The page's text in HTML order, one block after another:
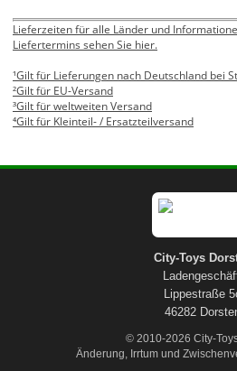
Lieferzeiten für alle Länder und
Liefertermins sehen Sie hier.
¹Gilt für Lieferungen nach Deutschland bei
²Gilt für EU-Versand
³Gilt für weltweiten Versand
⁴Gilt für Kleinteil- / Ersatzteilversand
City-Toys
Lippestraße
46282
© 2010-2026 City-
Änderung, Irrtum und